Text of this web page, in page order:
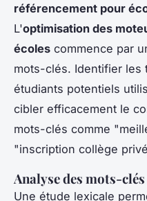
référencement pour
L'optimisation des
écoles commence par
mots-clés. Identifier les
étudiants potentiels
cibler efficacement le
mots-clés comme
"inscription collège
Analyse des mots-
Une étude lexicale